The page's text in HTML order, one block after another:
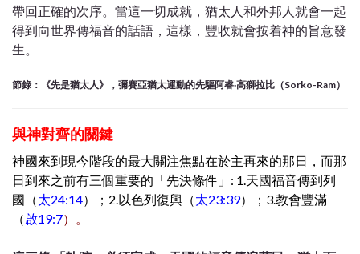
帶回正確的次序。當這一切成就，猶太人和外邦人就會一起
得到向世界傳福音的話語，這樣，豐收就會按着神的旨意發
生。
節錄：《先是猶太人》，彌賽亞猶太運動的先驅阿睿·高獅拉比（Sorko-Ram）
與神對齊的關鍵
神國來到現今階段的最大關注焦點在於主再來的那日，而那
日到來之前有三個重要的「先決條件」: 1.天國福音傳到列
國（太24:14）；2.以色列復興（太23:39）；3.教會豐滿
（啟19:7）。